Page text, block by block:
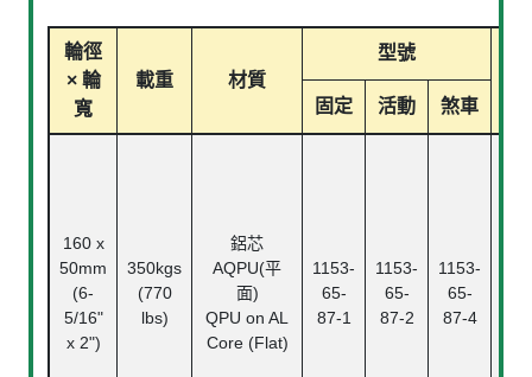
輪徑
× 輪
寬
載重 材質
型號
固定
活動 煞車
160 x
50mm
(6-
5/16"
x 2")
350kgs
(770
lbs)
鋁芯
AQPU(平
面)
QPU on AL
Core (Flat)
1153-
65-
87-1
1153-
65-
87-2
1153-
65-
87-4